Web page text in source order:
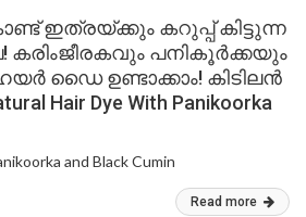
ഇത്രയ്ക്കും കറുപ്പ് കിട്ടുന്ന
പനികൂർക്കയും
ഡൈ ഉണ്ടാക്കാം! കിടിലൻ
Hair Dye With Panikoorka
and Black Cumin
Read more